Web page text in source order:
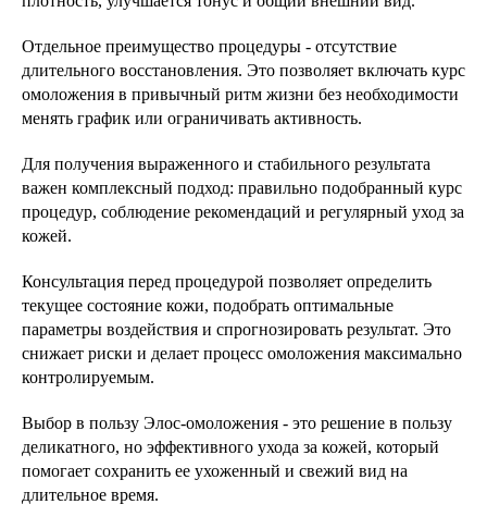
Отдельное преимущество процедуры - отсутствие
длительного восстановления. Это позволяет включать курс
омоложения в привычный ритм жизни без необходимости
менять график или ограничивать активность.
Для получения выраженного и стабильного результата
важен комплексный подход: правильно подобранный курс
процедур, соблюдение рекомендаций и регулярный уход за
кожей.
Консультация перед процедурой позволяет определить
текущее состояние кожи, подобрать оптимальные
параметры воздействия и спрогнозировать результат. Это
снижает риски и делает процесс омоложения максимально
контролируемым.
Выбор в пользу Элос-омоложения - это решение в пользу
деликатного, но эффективного ухода за кожей, который
помогает сохранить ее ухоженный и свежий вид на
длительное время.